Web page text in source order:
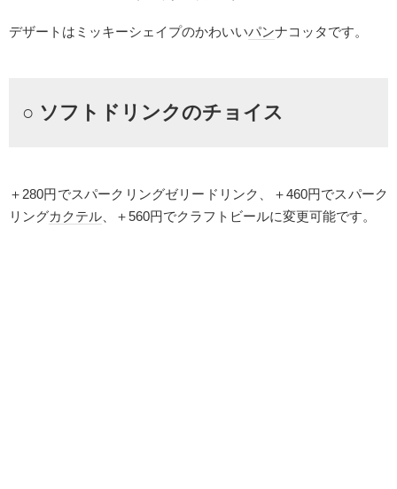
デザートはミッキーシェイプのかわいいパンナコッタです。
○ ソフトドリンクのチョイス
＋280円でスパークリングゼリードリンク、＋460円でスパーク
リングカクテル 、＋560円でクラフトビールに変更可能です。